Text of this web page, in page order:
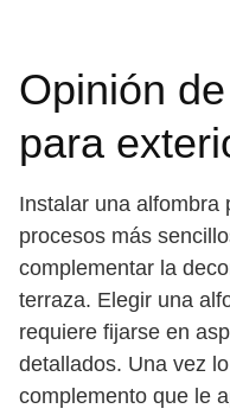
Opinión
para
Instalar una alfombra
procesos más
complementar la
terraza. Elegir una
requiere fijarse en
detallados. Una vez
complemento que le